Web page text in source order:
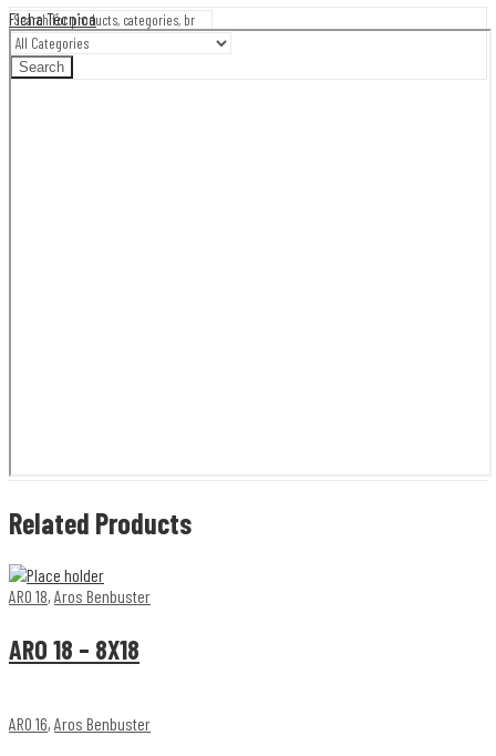
Search
Ficha Técnica
Related Products
ARO 18, Aros Benbuster
ARO 18 – 8X18
ARO 16, Aros Benbuster